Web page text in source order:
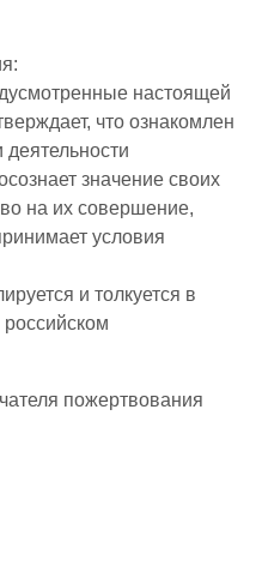
настоящей
что ознакомлен
значение своих
на их совершение,
условия
и толкуется в
пожертвования